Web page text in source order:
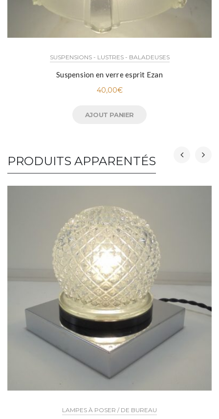
SUSPENSIONS - LUSTRES - BALADEUSES
Suspension en verre esprit Ezan
40,00€
AJOUT PANIER
PRODUITS APPARENTÉS
LAMPES À POSER / DE BUREAU